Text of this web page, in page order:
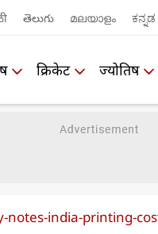
తెలుగు മലയാളം ಕನ್ನಡ
क्रिकेट ज्योतिष
notes-india-printing-